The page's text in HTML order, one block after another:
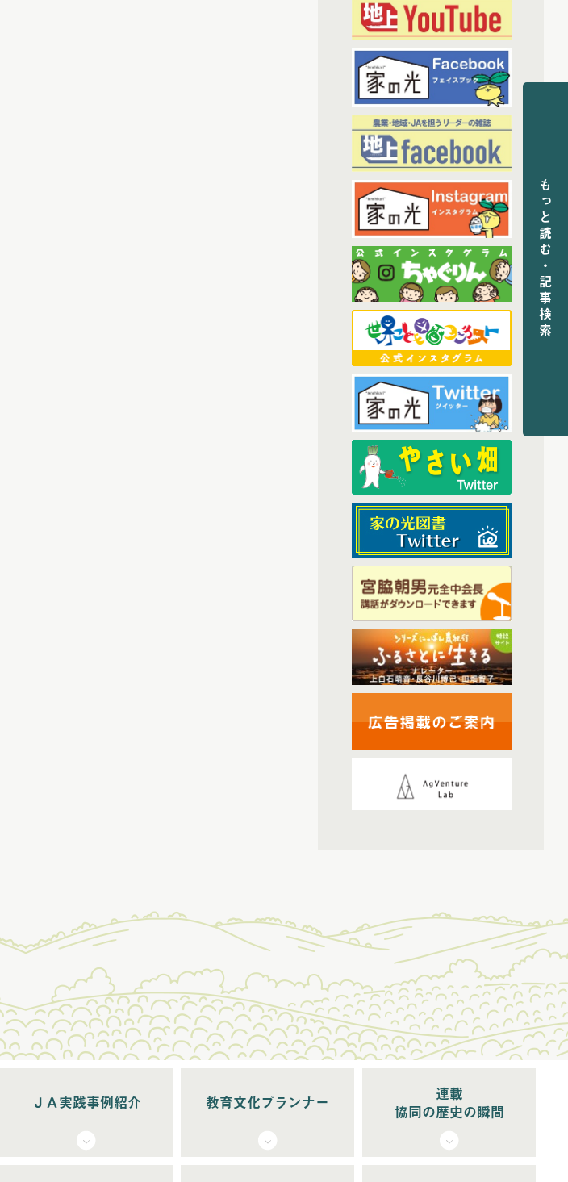
2024年配信 (70)
2024年1月配信 (6)
2024年2月配信(7)
2024年3月配信(6)
2024年4月配信(6)
2024年5月配信 (6)
2024年6月配信(5)
2024年7月配信 (6)
2024年8月配信(6)
2024年9月配信 (6)
2024年10月配信(6)
2024年11月配信(5)
2024年12月配信(5)
2025年配信(68)
2025年11月配信(6)
2025年12月配信(5)
2025年8月配信
2025年9月配信 (6)
2025年1月配信(6)
2025年2月配信(6)
2025年3月配信(4)
2025年4月配信(6)
2025年5月配信(6)
2025年7月配信(6)
2025年10月配信(6)
2026年3月配信 (5)
ＪＡ実践事例紹介 教育文化プランナー
連載
協同の歴史の瞬間
もっと読む・記事検索